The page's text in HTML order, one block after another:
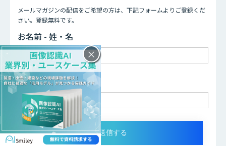
メールマガジンの配信をご希望の方は、下記フォームよりご登録くだ
さい。登録無料です。
お名前 - 姓・名
メールアドレス
×